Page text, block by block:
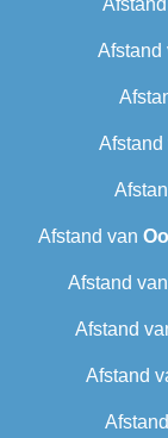
Afstand
Afstand
Afstand van
Afstand van
Afstand
Afstand